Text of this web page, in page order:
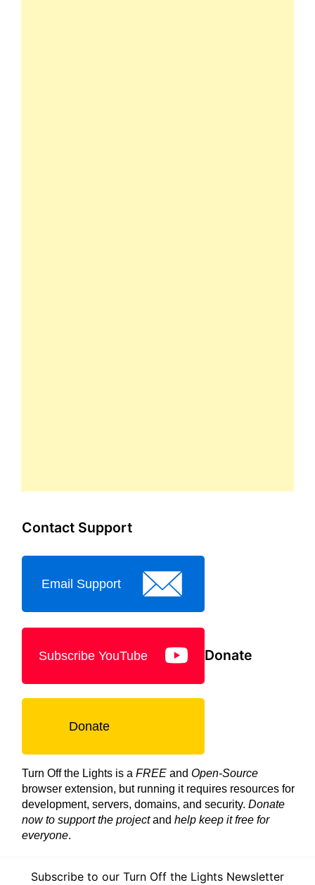
Contact Support
Email Support
Subscribe YouTube Donate
Donate
Turn Off the Lights is a FREE and Open-Source
browser extension, but running it requires resources for
development, servers, domains, and security. Donate
now to support the projectand help keep it free for
everyone.
Subscribe to our Turn Off the Lights Newsletter